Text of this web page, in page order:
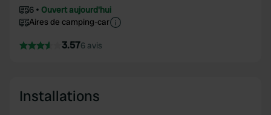
6
Ouvert aujourd'hui
Aires de camping-car
3.576 avis
Installations